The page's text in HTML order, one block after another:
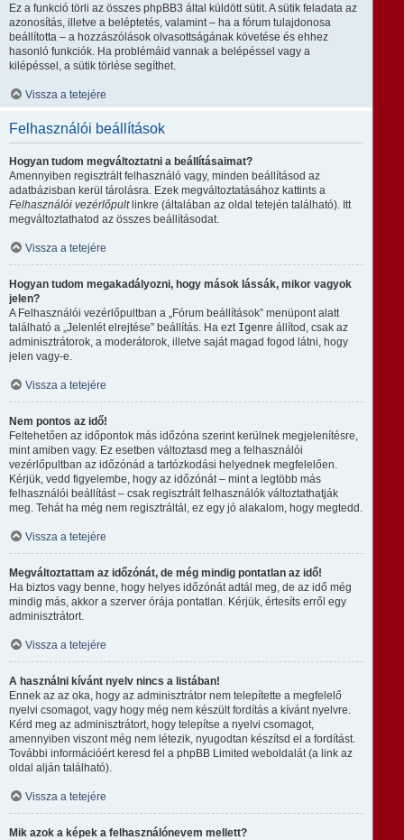
Ez a funkció törli az összes phpBB3 által küldött sütit. A sütik feladata az
azonosítás, illetve a beléptetés, valamint – ha a fórum tulajdonosa
beállította – a hozzászólások olvasottságának követése és ehhez
hasonló funkciók. Ha problémáid vannak a belépéssel vagy a
kilépéssel, a sütik törlése segíthet.
Vissza a tetejére
Felhasználói beállítások
Hogyan tudom megváltoztatni a beállításaimat?
Amennyiben regisztrált felhasználó vagy, minden beállításod az
adatbázisban kerül tárolásra. Ezek megváltoztatásához kattints a
Felhasználói vezérlőpultlinkre (általában az oldal tetején található). Itt
megváltoztathatod az összes beállításodat.
Vissza a tetejére
Hogyan tudom megakadályozni, hogy mások lássák, mikor vagyok
jelen?
A Felhasználói vezérlőpultban a „Fórum beállítások” menüpont alatt
található a „Jelenlét elrejtése” beállítás. Ha ezt Igenre állítod, csak az
adminisztrátorok, a moderátorok, illetve saját magad fogod látni, hogy
jelen vagy-e.
Vissza a tetejére
Nem pontos az idő!
Feltehetően az időpontok más időzóna szerint kerülnek megjelenítésre,
mint amiben vagy. Ez esetben változtasd meg a felhasználói
vezérlőpultban az időzónád a tartózkodási helyednek megfelelően.
Kérjük, vedd figyelembe, hogy az időzónát – mint a legtöbb más
felhasználói beállítást – csak regisztrált felhasználók változtathatják
meg. Tehát ha még nem regisztráltál, ez egy jó alakalom, hogy megtedd.
Vissza a tetejére
Megváltoztattam az időzónát, de még mindig pontatlan az idő!
Ha biztos vagy benne, hogy helyes időzónát adtál meg, de az idő még
mindig más, akkor a szerver órája pontatlan. Kérjük, értesíts erről egy
adminisztrátort.
Vissza a tetejére
A használni kívánt nyelv nincs a listában!
Ennek az az oka, hogy az adminisztrátor nem telepítette a megfelelő
nyelvi csomagot, vagy hogy még nem készült fordítás a kívánt nyelvre.
Kérd meg az adminisztrátort, hogy telepítse a nyelvi csomagot,
amennyiben viszont még nem létezik, nyugodtan készítsd el a fordítást.
További információért keresd fel a phpBB Limited weboldalát (a link az
oldal alján található).
Vissza a tetejére
Mik azok a képek a felhasználónevem mellett?